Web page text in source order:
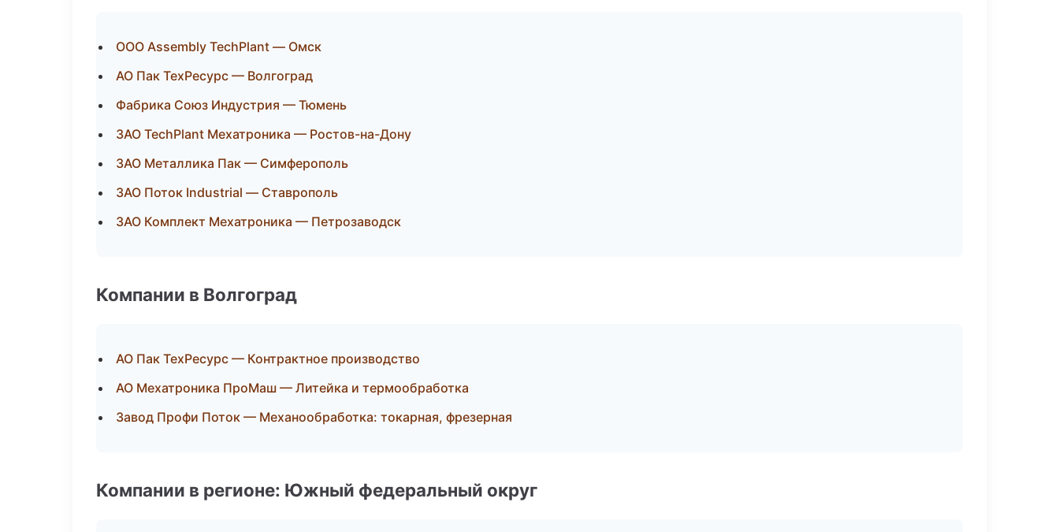
ООО Assembly TechPlant — Омск
АО Пак ТехРесурс — Волгоград
Фабрика Союз Индустрия — Тюмень
ЗАО TechPlant Мехатроника — Ростов-на-Дону
ЗАО Металлика Пак — Симферополь
ЗАО Поток Industrial — Ставрополь
ЗАО Комплект Мехатроника — Петрозаводск
Компании в Волгоград
АО Пак ТехРесурс — Контрактное производство
АО Мехатроника ПроМаш — Литейка и термообработка
Завод Профи Поток — Механообработка: токарная, фрезерная
Компании в регионе: Южный федеральный округ